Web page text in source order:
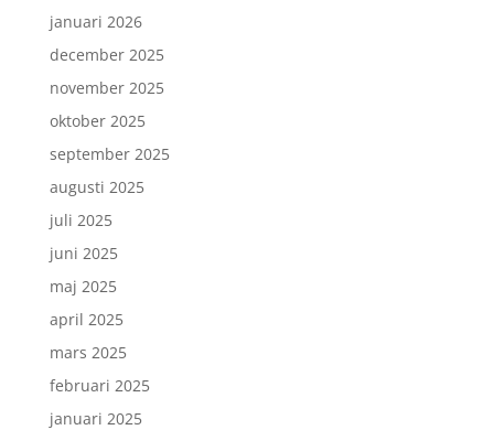
januari 2026
december 2025
november 2025
oktober 2025
september 2025
augusti 2025
juli 2025
juni 2025
maj 2025
april 2025
mars 2025
februari 2025
januari 2025